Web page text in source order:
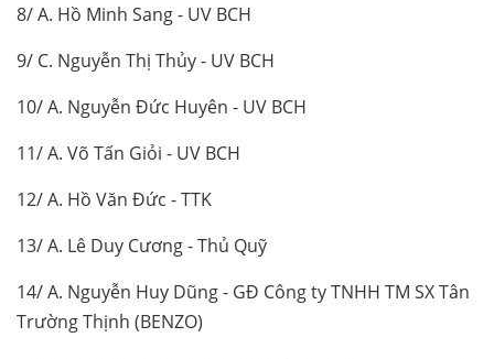
8/ A. Hồ Minh Sang - UV BCH
9/ C. Nguyễn Thị Thủy - UV BCH
10/ A. Nguyễn Đức Huyên - UV BCH
11/ A. Võ Tấn Giỏi - UV BCH
12/ A. Hồ Văn Đức - TTK
13/ A. Lê Duy Cương - Thủ Quỹ
14/ A. Nguyễn Huy Dũng - GĐ Công ty TNHH TM SX Tân
Trường Thịnh (BENZO)